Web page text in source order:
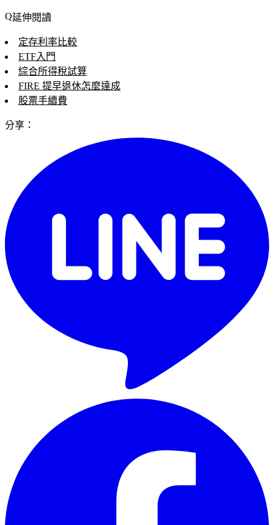
延伸閱讀
定存利率比較
ETF入門
綜合所得稅試算
FIRE 提早退休怎麼達成
股票手續費
分享：